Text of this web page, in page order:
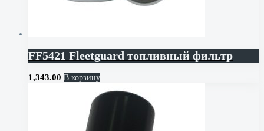
FF5421 Fleetguard топливный фильтр
1,343.00 В корзину